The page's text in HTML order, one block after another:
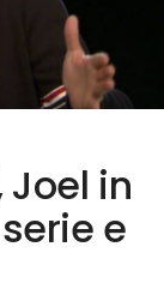
Joel in
e